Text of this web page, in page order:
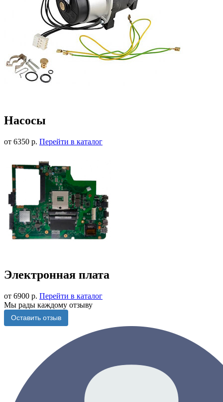
Насосы
от 6350 р. Перейти в каталог
Электронная плата
от 6900 р. Перейти в каталог
Мы рады каждому отзыву
Оставить отзыв